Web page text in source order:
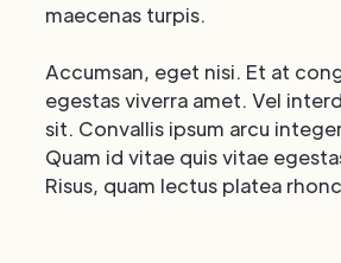
maecenas turpis.
Accumsan, eget nisi. Et at
egestas viverra amet. Vel
sit. Convallis ipsum arcu
Quam id vitae quis vitae
Risus, quam lectus platea